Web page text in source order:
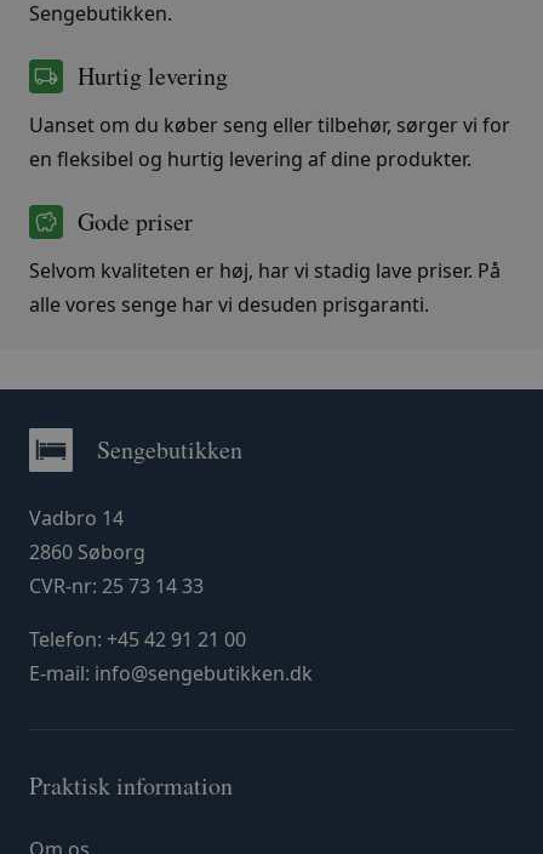
Sengebutikken.
Hurtig levering
Uanset om du køber seng eller tilbehør, sørger vi for
en fleksibel og hurtig levering af dine produkter.
Gode priser
Selvom kvaliteten er høj, har vi stadig lave priser. På
alle vores senge har vi desuden prisgaranti.
Sengebutikken
Vadbro 14
2860 Søborg
CVR-nr: 25 73 14 33
Telefon: +45 42 91 21 00
E-mail: info@sengebutikken.dk
Praktisk information